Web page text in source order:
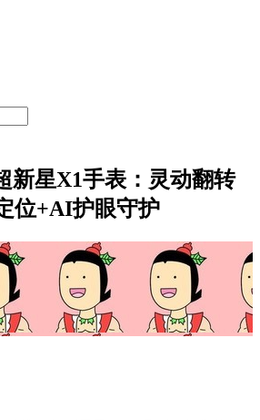
新星X1手表：灵动翻转
位+AI护眼守护